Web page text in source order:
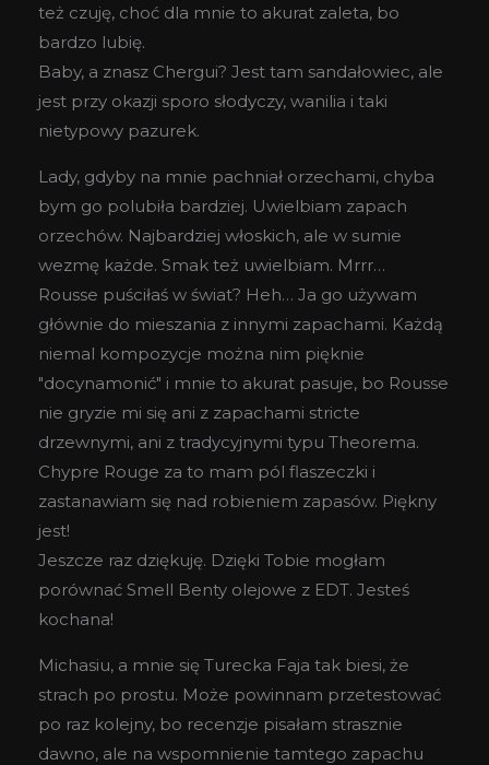
też czuję, choć dla mnie to akurat zaleta, bo
bardzo lubię.
Baby, a znasz Chergui? Jest tam sandałowiec, ale
jest przy okazji sporo słodyczy, wanilia i taki
nietypowy pazurek.
Lady, gdyby na mnie pachniał orzechami, chyba
bym go polubiła bardziej. Uwielbiam zapach
orzechów. Najbardziej włoskich, ale w sumie
wezmę każde. Smak też uwielbiam. Mrrr…
Rousse puściłaś w świat? Heh… Ja go używam
głównie do mieszania z innymi zapachami. Każdą
niemal kompozycje można nim pięknie
"docynamonić" i mnie to akurat pasuje, bo Rousse
nie gryzie mi się ani z zapachami stricte
drzewnymi, ani z tradycyjnymi typu Theorema.
Chypre Rouge za to mam pól flaszeczki i
zastanawiam się nad robieniem zapasów. Piękny
jest!
Jeszcze raz dziękuję. Dzięki Tobie mogłam
porównać Smell Benty olejowe z EDT. Jesteś
kochana!
Michasiu, a mnie się Turecka Faja tak biesi, że
strach po prostu. Może powinnam przetestować
po raz kolejny, bo recenzje pisałam strasznie
dawno, ale na wspomnienie tamtego zapachu